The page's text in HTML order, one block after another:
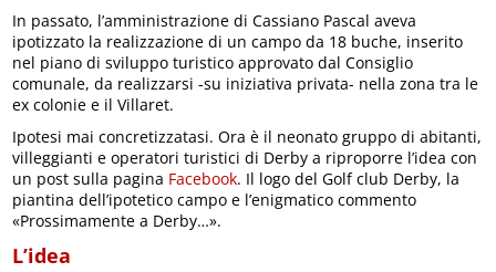
In passato, l’amministrazione di Cassiano Pascal aveva
ipotizzato la realizzazione di un campo da 18 buche, inserito
nel piano di sviluppo turistico approvato dal Consiglio
comunale, da realizzarsi -su iniziativa privata- nella zona tra le
ex colonie e il Villaret.
Ipotesi mai concretizzatasi. Ora è il neonato gruppo di abitanti,
villeggianti e operatori turistici di Derby a riproporre l’idea con
un post sulla pagina Facebook. Il logo del Golf club Derby, la
piantina dell’ipotetico campo e l’enigmatico commento
«Prossimamente a Derby…».
L’idea